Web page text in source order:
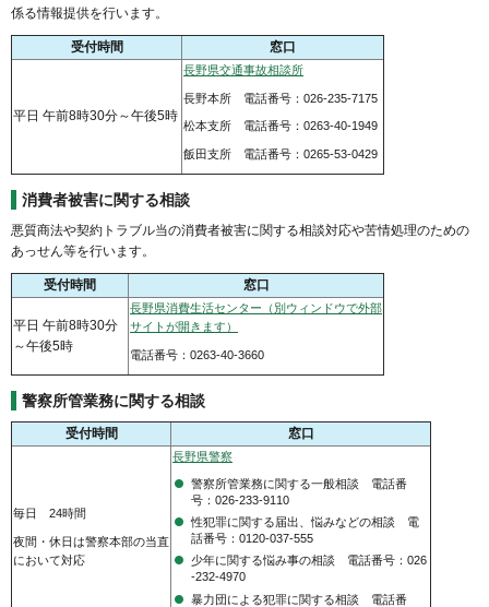
係る情報提供を行います。
受付時間 窓口
平日 午前8時30分～午後5時
長野県交通事故相談所
長野本所 電話番号：026-235-7175
松本支所 電話番号：0263-40-1949
飯田支所 電話番号：0265-53-0429
消費者被害に関する相談
悪質商法や契約トラブル当の消費者被害に関する相談対応や苦情処理のための
あっせん等を行います。
受付時間 窓口
平日 午前8時30分
～午後5時
長野県消費生活センター（別ウィンドウで外部
サイトが開きます）
電話番号：0263-40-3660
警察所管業務に関する相談
受付時間 窓口
毎日 24時間
夜間・休日は警察本部の当直
において対応
長野県警察
警察所管業務に関する一般相談 電話番
号：026-233-9110
性犯罪に関する届出、悩みなどの相談 電
話番号：0120-037-555
少年に関する悩み事の相談 電話番号：026
-232-4970
暴力団による犯罪に関する相談 電話番